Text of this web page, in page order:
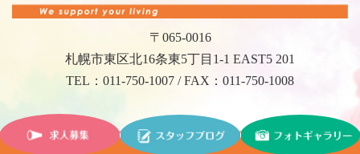
〒065-0016
札幌市東区北16条東5丁目1-1 EAST5 201
TEL：011-750-1007 / FAX：011-750-1008
©2017 KS Service